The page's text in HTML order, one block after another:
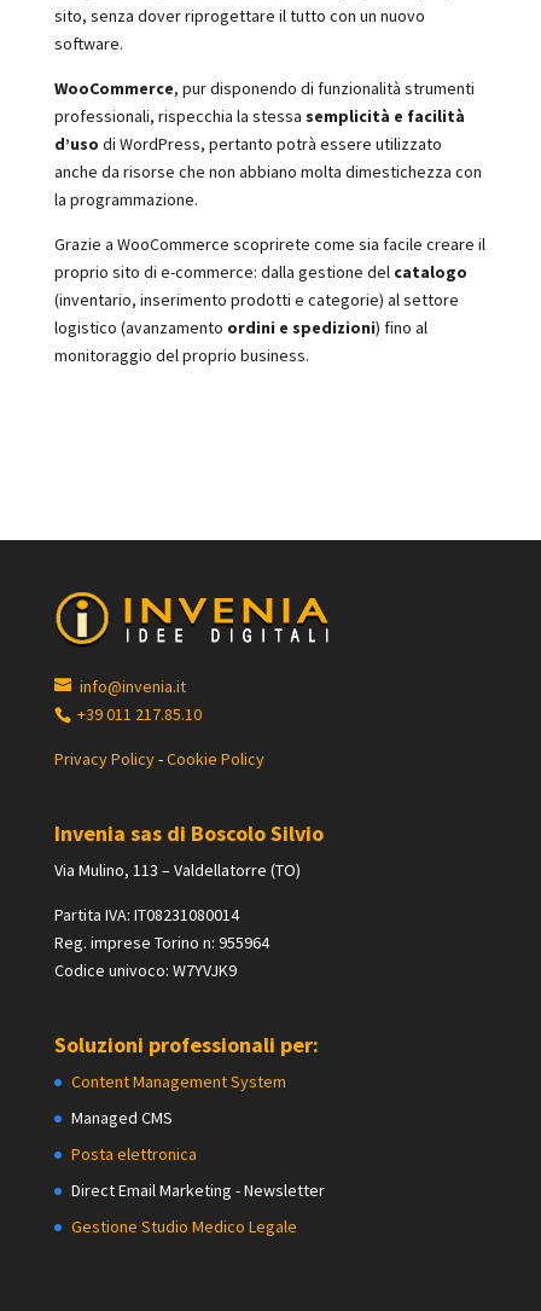
sito, senza dover riprogettare il tutto con un nuovo
software.
WooCommerce, pur disponendo di funzionalità strumenti
professionali, rispecchia la stessa semplicità e facilità
d’uso di WordPress, pertanto potrà essere utilizzato
anche da risorse che non abbiano molta dimestichezza con
la programmazione.
Grazie a WooCommerce scoprirete come sia facile creare il
proprio sito di e-commerce: dalla gestione del catalogo
(inventario, inserimento prodotti e categorie) al settore
logistico (avanzamento ordini e spedizioni) fino al
monitoraggio del proprio business.
info@invenia.it
+39 011 217.85.10
Privacy Policy-Cookie Policy
Invenia sas di Boscolo Silvio
Via Mulino, 113 – Valdellatorre (TO)
Partita IVA: IT08231080014
Reg. imprese Torino n: 955964
Codice univoco: W7YVJK9
Soluzioni professionali per:
Content Management System
Managed CMS
Posta elettronica
Direct Email Marketing - Newsletter
Gestione Studio Medico Legale